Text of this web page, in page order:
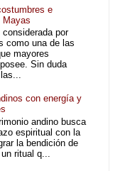
e
Mayas
por
como una de las
mayores
Sin duda
con energía y
andino busca
espiritual con la
la bendición de
ritual q...